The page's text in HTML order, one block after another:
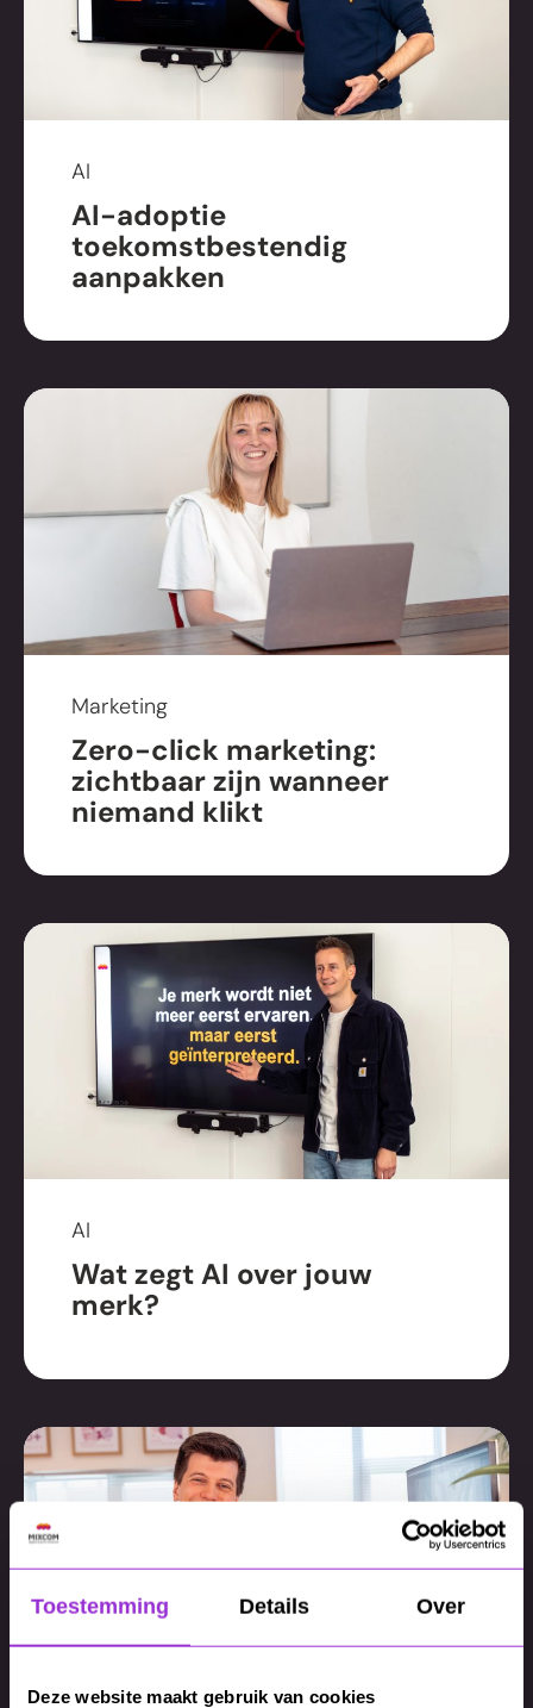
Toestemming Details Over
Deze website maakt gebruik van cookies
AI
AI-adoptie
toekomstbestendig
aanpakken
Marketing
Zero-click marketing:
zichtbaar zijn wanneer
niemand klikt
AI
Wat zegt AI over jouw
merk?